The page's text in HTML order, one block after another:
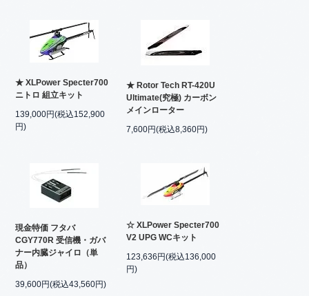
★ XLPower Specter700
ニトロ 組立キット
139,000円(税込152,900
円)
★ Rotor Tech RT-420U
Ultimate(究極) カーボン
メインローター
7,600円(税込8,360円)
現金特価 フタバ
CGY770R 受信機・ガバ
ナー内臓ジャイロ（単
品）
39,600円(税込43,560円)
☆ XLPower Specter700
V2 UPG WCキット
123,636円(税込136,000
円)